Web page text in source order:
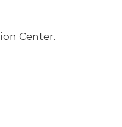
Center.